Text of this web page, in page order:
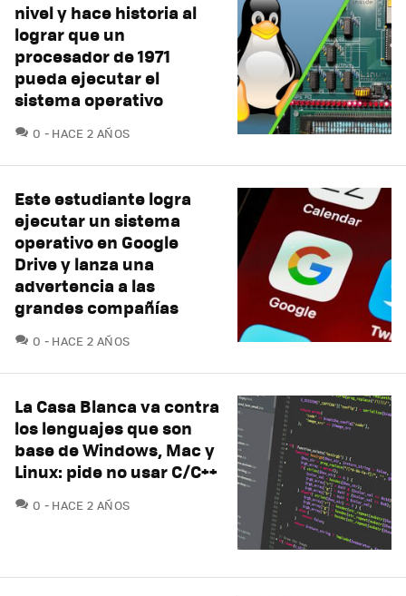
nivel y hace historia al
lograr que un
procesador de 1971
pueda ejecutar el
sistema operativo
0 COMENTARIOS
HACE 2 AÑOS
Este estudiante logra
ejecutar un sistema
operativo en Google
Drive y lanza una
advertencia a las
grandes compañías
0 COMENTARIOS
HACE 2 AÑOS
La Casa Blanca va contra
los lenguajes que son
base de Windows, Mac y
Linux: pide no usar C/C++
0 COMENTARIOS
HACE 2 AÑOS